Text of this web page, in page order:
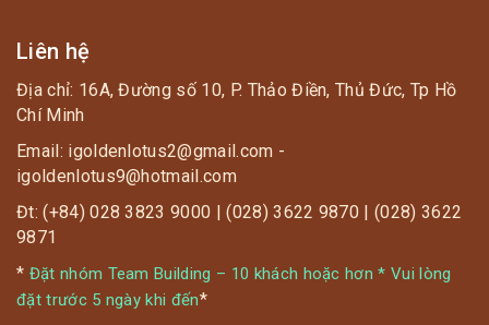
Liên hệ
Địa chỉ: 16A, Đường số 10, P. Thảo Điền, Thủ Đức, Tp Hồ
Chí Minh
Email: igoldenlotus2@gmail.com -
igoldenlotus9@hotmail.com
Đt: (+84) 028 3823 9000 | (028) 3622 9870 | (028) 3622
9871
* Đặt nhóm Team Building – 10 khách hoặc hơn * Vui lòng
đặt trước 5 ngày khi đến*